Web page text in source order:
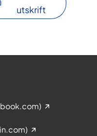
utskrift